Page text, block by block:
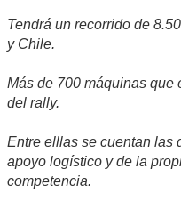
Tendrá un recorrido de
y Chile.
Más de 700 máquinas que
del rally.
Entre elllas se cuentan las
apoyo logístico y de la
competencia.